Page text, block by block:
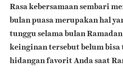
Rasa kebersamaan sembari
bulan puasa merupakan hal
tunggu selama bulan
keinginan tersebut belum
hidangan favorit Anda saat